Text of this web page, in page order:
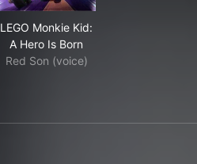
LEGO Monkie Kid:
A Hero Is Born
Red Son (voice)